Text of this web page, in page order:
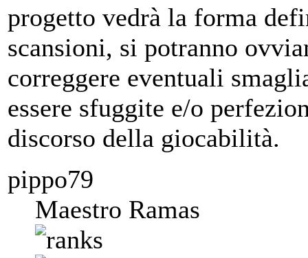
progetto vedrà la forma
scansioni, si potranno
correggere eventuali
essere sfuggite e/o
discorso della giocabilità.
pippo79
Maestro Ramas